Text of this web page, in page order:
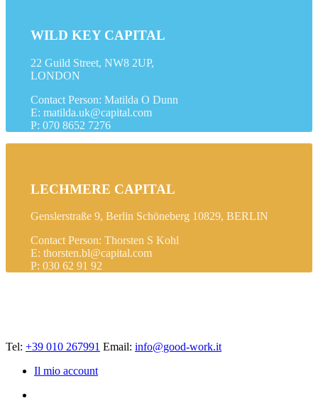
WILD KEY CAPITAL
22 Guild Street, NW8 2UP,
LONDON
Contact Person: Matilda O Dunn
E: matilda.uk@capital.com
P: 070 8652 7276
LECHMERE CAPITAL
Genslerstraße 9, Berlin Schöneberg 10829, BERLIN
Contact Person: Thorsten S Kohl
E: thorsten.bl@capital.com
P: 030 62 91 92
Tel: +39 010 267991 Email: info@good-work.it
Il mio account